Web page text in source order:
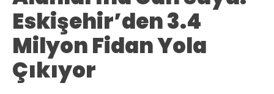
Eskişehir’den 3.4
Milyon Fidan Yola
Çıkıyor